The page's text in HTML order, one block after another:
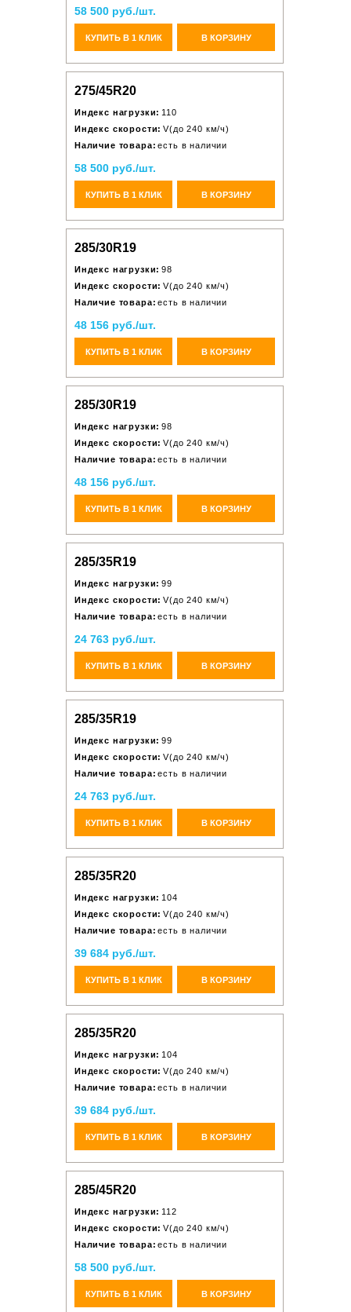
58 500 руб./шт.
КУПИТЬ В 1 КЛИК В КОРЗИНУ
275/45R20
Индекс нагрузки: 110
Индекс скорости: V(до 240 км/ч)
Наличие товара: есть в наличии
58 500 руб./шт.
КУПИТЬ В 1 КЛИК В КОРЗИНУ
285/30R19
Индекс нагрузки: 98
Индекс скорости: V(до 240 км/ч)
Наличие товара: есть в наличии
48 156 руб./шт.
КУПИТЬ В 1 КЛИК В КОРЗИНУ
285/30R19
Индекс нагрузки: 98
Индекс скорости: V(до 240 км/ч)
Наличие товара: есть в наличии
48 156 руб./шт.
КУПИТЬ В 1 КЛИК В КОРЗИНУ
285/35R19
Индекс нагрузки: 99
Индекс скорости: V(до 240 км/ч)
Наличие товара: есть в наличии
24 763 руб./шт.
КУПИТЬ В 1 КЛИК В КОРЗИНУ
285/35R19
Индекс нагрузки: 99
Индекс скорости: V(до 240 км/ч)
Наличие товара: есть в наличии
24 763 руб./шт.
КУПИТЬ В 1 КЛИК В КОРЗИНУ
285/35R20
Индекс нагрузки: 104
Индекс скорости: V(до 240 км/ч)
Наличие товара: есть в наличии
39 684 руб./шт.
КУПИТЬ В 1 КЛИК В КОРЗИНУ
285/35R20
Индекс нагрузки: 104
Индекс скорости: V(до 240 км/ч)
Наличие товара: есть в наличии
39 684 руб./шт.
КУПИТЬ В 1 КЛИК В КОРЗИНУ
285/45R20
Индекс нагрузки: 112
Индекс скорости: V(до 240 км/ч)
Наличие товара: есть в наличии
58 500 руб./шт.
КУПИТЬ В 1 КЛИК В КОРЗИНУ